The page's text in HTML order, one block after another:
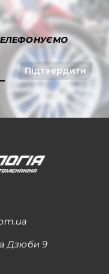
Підтвердити
Дзюби 9